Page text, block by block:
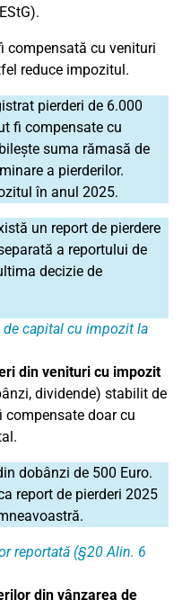
compensată cu venituri
reduce impozitul.
pierderi de 6.000
fi compensate cu
suma rămasă de
a pierderilor.
în anul 2025.
un report de pierdere
a reportului de
decizie de
de capital cu impozit la
din venituri cu impozit
dividende) stabilit de
compensate doar cu
dobânzi de 500 Euro.
report de pierderi 2025
reportată (§20 Alin. 6
din vânzarea de